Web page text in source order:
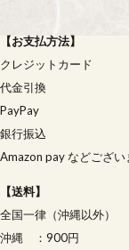
【お支払方法】
クレジットカード
代金引換
PayPay
銀行振込
Amazon pay などござい
【送料】
全国一律（沖縄以外）
沖縄 ：900円